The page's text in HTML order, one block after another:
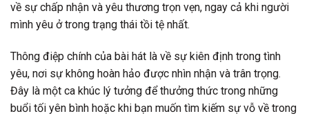
về sự chấp nhận và yêu thương trọn vẹn, ngay cả khi người
mình yêu ở trong trạng thái tồi tệ nhất.
Thông điệp chính của bài hát là về sự kiên định trong tình
yêu, nơi sự không hoàn hảo được nhìn nhận và trân trọng.
Đây là một ca khúc lý tưởng để thưởng thức trong những
buổi tối yên bình hoặc khi bạn muốn tìm kiếm sự vỗ về trong